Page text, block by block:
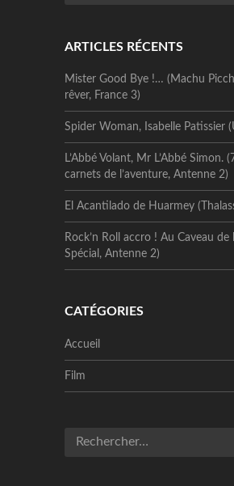
ARTICLES RÉCENTS
Mister Good Bye !… (Machu
rêver, France 3)
Spider Woman, Isabelle Patissier
L’Abbé Volant, Mr L’Abbé Simon.
carnets de l’aventure, Antenne 2)
El Acantilado de Huarmey
Rock’n Roll accro ! Au Caveau
Spécial, Antenne 2)
CATÉGORIES
Accueil
Film